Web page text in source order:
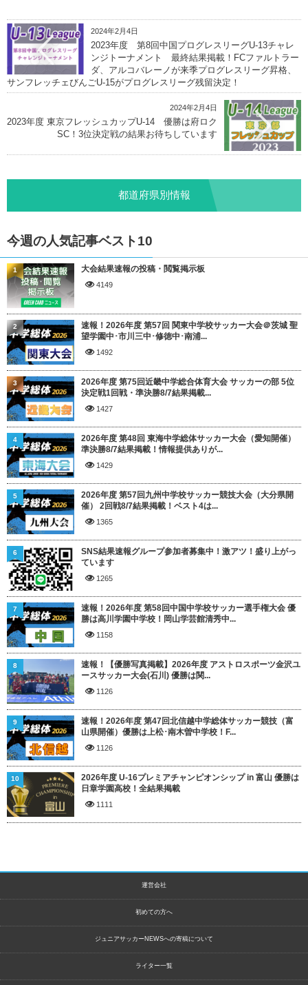
2024年2月4日
2023年度 第8回中国プログレスリーグU-13チャレ
ンジトーナメント 最終結果掲載！FCファルトラー
ダ、アルコバレーノが来季プログレスリーグ昇格、
サンフレッチェびんごU-15がプログレスリーグ残留決定！
2024年2月4日
2023年度 東京フレッシュカップU-14 優勝は府ロク
SC！3位決定戦の結果お待ちしています
都道府県別情報
今週の人気記事ベスト10
大会結果速報の投稿・閲覧掲示板
4149
1
速報！2026年度 第57回 関東中学校サッカー大会＠茨城 聖
望学園中･市川三中･修徳中･南浦...
1492
2
2026年度 第75回近畿中学総合体育大会 サッカーの部 5位
決定戦1回戦・準決勝8/7結果掲載...
1427
3
2026年度 第48回 東海中学総体サッカー大会（愛知開催）
準決勝8/7結果掲載！情報提供ありが...
1429
4
2026年度 第57回九州中学校サッカー競技大会（大分県開
催） 2回戦8/7結果掲載！ベスト4は...
1365
5
SNS結果速報グループ参加者募集中！激アツ！盛り上がっ
ています
1265
6
速報！2026年度 第58回中国中学校サッカー選手権大会 優
勝は高川学園中学校！岡山学芸館清秀中...
1158
7
速報！【優勝写真掲載】2026年度 アストロスポーツ金沢ユ
ースサッカー大会(石川) 優勝は関...
1126
8
速報！2026年度 第47回北信越中学総体サッカー競技（富
山県開催）優勝は上松･南木曽中学校！F...
1126
9
2026年度 U-16プレミアチャンピオンシップ in 富山 優勝は
日章学園高校！全結果掲載
1111
10
運営会社
初めての方へ
ジュニアサッカーNEWSへの寄稿について
ライター一覧